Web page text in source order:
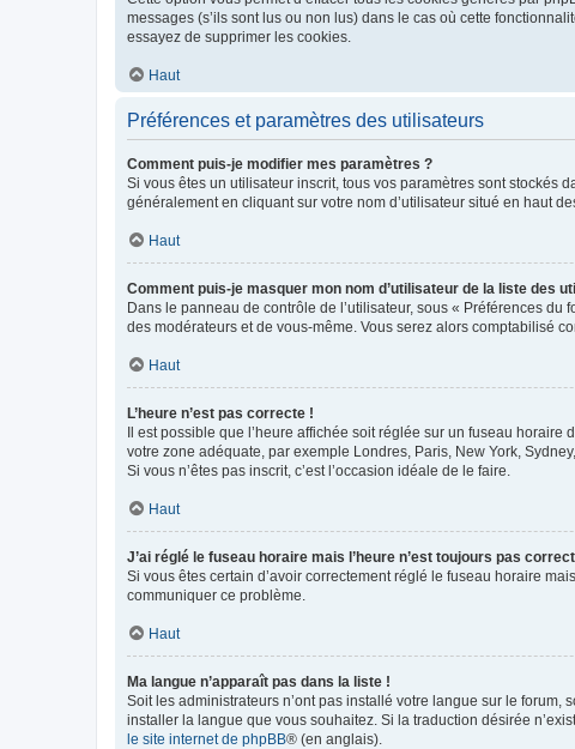
messages (s’ils sont lus ou non lus) dans le cas où cette
essayez de supprimer les cookies.
Haut
Préférences et paramètres des utilisateurs
Comment puis-je modifier mes paramètres ?
Si vous êtes un utilisateur inscrit, tous vos paramètres sont stockés
généralement en cliquant sur votre nom d’utilisateur situé en haut
Haut
Comment puis-je masquer mon nom d’utilisateur de la liste des
Dans le panneau de contrôle de l’utilisateur, sous « Préférences
des modérateurs et de vous-même. Vous serez alors comptabilisé
Haut
L’heure n’est pas correcte !
Il est possible que l’heure affichée soit réglée sur un fuseau
votre zone adéquate, par exemple Londres, Paris, New York,
Si vous n’êtes pas inscrit, c’est l’occasion idéale de le faire.
Haut
J’ai réglé le fuseau horaire mais l’heure n’est toujours pas
Si vous êtes certain d’avoir correctement réglé le fuseau horaire
communiquer ce problème.
Haut
Ma langue n’apparaît pas dans la liste !
Soit les administrateurs n’ont pas installé votre langue sur le forum,
installer la langue que vous souhaitez. Si la traduction désirée
le site internet de phpBB® (en anglais).